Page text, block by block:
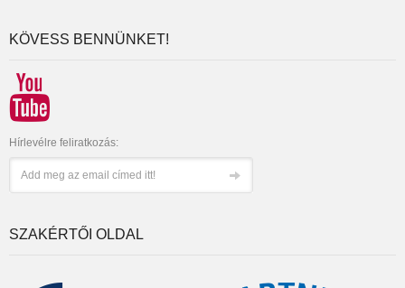
KÖVESS BENNÜNKET!
Hírlevélre feliratkozás:
SZAKÉRTŐI OLDAL